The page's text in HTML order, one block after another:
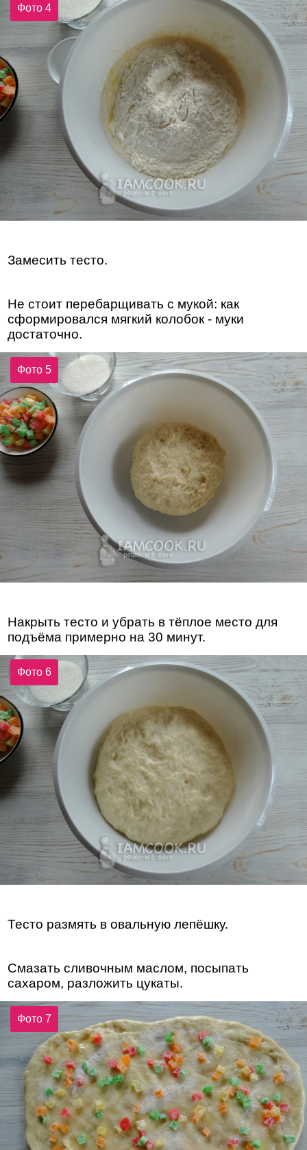
Фото 4
Замесить тесто.
Не стоит перебарщивать с мукой: как
сформировался мягкий колобок - муки
достаточно.
Фото 5
Накрыть тесто и убрать в тёплое место для
подъёма примерно на 30 минут.
Фото 6
Тесто размять в овальную лепёшку.
Смазать сливочным маслом, посыпать
сахаром, разложить цукаты.
Фото 7